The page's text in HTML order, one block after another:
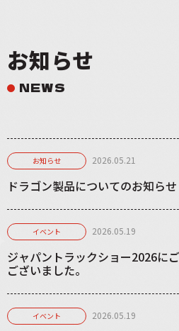
お知らせ
NEWS
お知らせ 2026.05.21
ドラゴン製品についてのお知らせ
イベント 2026.05.19
ジャパントラックショー2026に
ございました。
イベント 2026.05.19